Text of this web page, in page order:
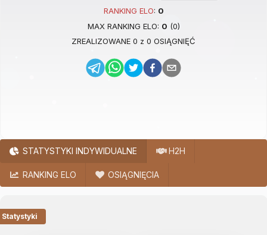
RANKING ELO: 0
MAX RANKING ELO: 0 (0)
ZREALIZOWANE 0 z 0 OSIĄGNIĘĆ
STATYSTYKI INDYWIDUALNE H2H
RANKING ELO OSIĄGNIĘCIA
Statystyki